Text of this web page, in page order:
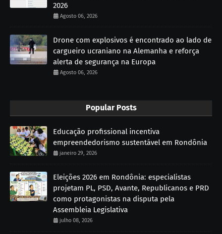
2026
Agosto 06, 2026
Drone com explosivos é encontrado ao lado de
cargueiro ucraniano na Alemanha e reforça
alerta de segurança na Europa
Agosto 06, 2026
Popular Posts
Educação profissional incentiva
empreendedorismo sustentável em Rondônia
janeiro 29, 2026
Eleições 2026 em Rondônia: especialistas
projetam PL, PSD, Avante, Republicanos e PRD
como protagonistas na disputa pela
Assembleia Legislativa
julho 08, 2026